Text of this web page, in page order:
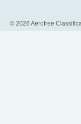
© 2026 Aerofree